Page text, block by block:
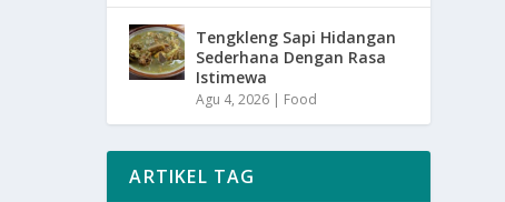
Tengkleng Sapi Hidangan
Sederhana Dengan Rasa
Istimewa
Agu 4, 2026 | Food
ARTIKEL TAG